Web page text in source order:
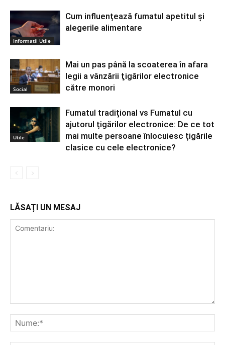
Informatii Utile
Cum influențează fumatul apetitul și
alegerile alimentare
Social
Mai un pas până la scoaterea în afara
legii a vânzării ţigărilor electronice
către monori
Utile
Fumatul tradițional vs Fumatul cu
ajutorul țigărilor electronice: De ce tot
mai multe persoane înlocuiesc țigările
clasice cu cele electronice?
LĂSAȚI UN MESAJ